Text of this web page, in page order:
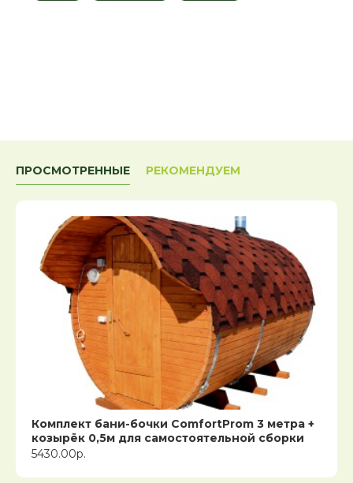
ПРОСМОТРЕННЫЕ РЕКОМЕНДУЕМ
Комплект бани-бочки ComfortProm 3 метра +
козырёк 0,5м для самостоятельной сборки
5430.00р.